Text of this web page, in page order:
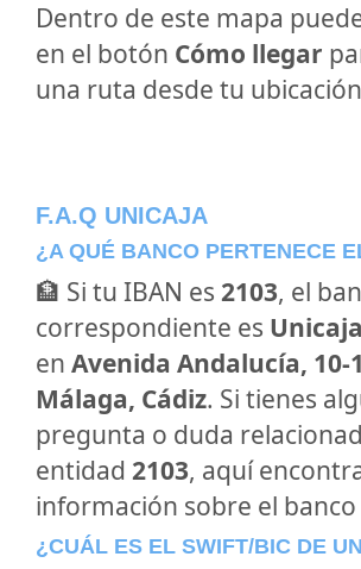
Dentro de este mapa
en el botón Cómo llegar
una ruta desde tu
F.A.Q UNICAJA
¿A QUÉ BANCO PERTENECE
🏦 Si tu IBAN es 2103, el
correspondiente es Unicaja
en Avenida Andalucía, 10-
Málaga, Cádiz. Si tienes
pregunta o duda
entidad 2103, aquí
información sobre el
¿CUÁL ES EL SWIFT/BIC DE